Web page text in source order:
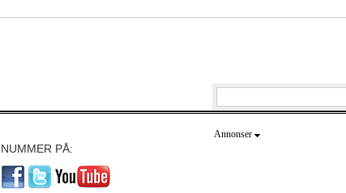
NUMMER PÅ:
Annonser